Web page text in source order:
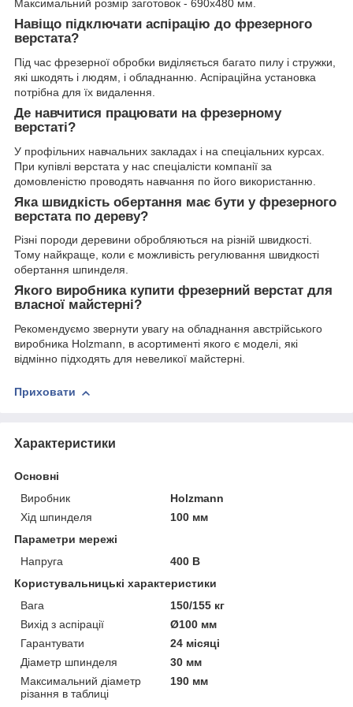
Максимальний розмір заготовок - 690х480 мм.
Навіщо підключати аспірацію до фрезерного
верстата?
Під час фрезерної обробки виділяється багато пилу і стружки,
які шкодять і людям, і обладнанню. Аспіраційна установка
потрібна для їх видалення.
Де навчитися працювати на фрезерному
верстаті?
У профільних навчальних закладах і на спеціальних курсах.
При купівлі верстата у нас спеціалісти компанії за
домовленістю проводять навчання по його використанню.
Яка швидкість обертання має бути у фрезерного
верстата по дереву?
Різні породи деревини обробляються на різній швидкості.
Тому найкраще, коли є можливість регулювання швидкості
обертання шпинделя.
Якого виробника купити фрезерний верстат для
власної майстерні?
Рекомендуємо звернути увагу на обладнання австрійського
виробника Holzmann, в асортименті якого є моделі, які
відмінно підходять для невеликої майстерні.
Приховати
Характеристики
Основні
Виробник
Holzmann
Хід шпинделя
100 мм
Параметри мережі
Напруга
400 В
Користувальницькі характеристики
Вага
150/155 кг
Вихід з аспірації
Ø100 мм
Гарантувати
24 місяці
Діаметр шпинделя
30 мм
Максимальний діаметр
різання в таблиці
190 мм